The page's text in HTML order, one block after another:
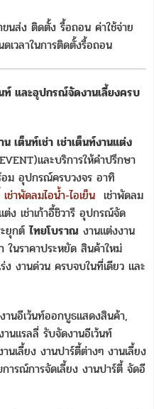
ขนส่ง ติดตั้ง รื้อถอน ค่าใช้จ่าย
เวลาในการติดตั้งรื้อถอน
และอุปกรณ์จัดงานเลี้ยงครบ
น เต็นท์เช่า เช่าเต็นท์งานแต่ง
และบริการให้คำปรึกษา
ม อุปกรณ์ครบวงจร อาทิ
เช่าพัดลมไอน้ำ-ไอเย็น เช่าพัดลม
ต่ง เช่าเก้าอี้ชิวารี อุปกรณ์จัด
ยุกต์ไทยโบราณ งานแต่งงาน
นราคาประหยัด สินค้าใหม่
งานด่วน ครบจบในที่เดียว และ
านอีเว้นท์ออกบูธแสดงสินค้า,
นแรลลี่ รับจัดงานอีเว้นท์
านเลี้ยง งานปาร์ตี้ต่างๆ งานเลี้ยง
ารณ์การจัดเลี้ยง งานปาร์ตี้ จัดอี